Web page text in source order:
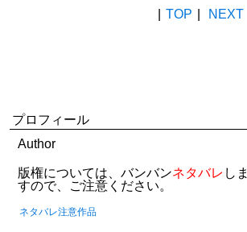
TOP NEXT
プロフィール
Author
版権については、バンバンネタバレ しま
すので、ご注意ください。
ネタバレ注意作品